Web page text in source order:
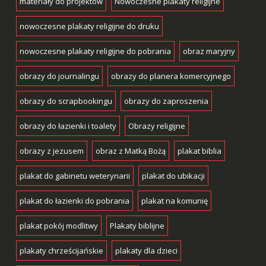
nowoczesne plakaty religijne do druku
nowoczesne plakaty religijne do pobrania obraz maryjny
obrazy do journalingu obrazy do planera komercyjnego
obrazy do scrapbookingu obrazy do zaproszenia
obrazy do łazienki i toalety Obrazy religijne
obrazy z jezusem obraz z Matką Bożą plakat biblia
plakat do gabinetu weterynarii plakat do ubikacji
plakat do łazienki do pobrania plakat na komunię
plakat pokój modlitwy Plakaty biblijne
plakaty chrześcijańskie plakaty dla dzieci